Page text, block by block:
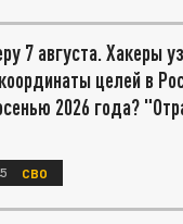
7 августа. Хакеры
целей в
2026 года?
СВО